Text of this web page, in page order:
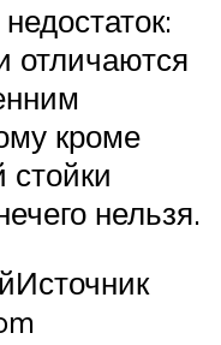
отличаются
кроме
нельзя.